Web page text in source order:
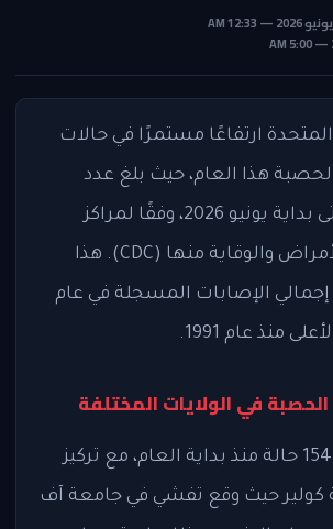
ارتفاعًا مستمرًا في حالات
هذا العام، حيث بلغ عدد
الحالات 2030 حتى بداية يونيو 2026، وفقًا لمراكز
السيطرة على الأمراض والوقاية منها (CDC). هذا
الإصابات المسجلة في عام
في الولايات المختلفة
شهدت فلوريدا 154 حالة منذ بداية العام، مع تركيز
كولير حيث وقع تفشي في جامعة آف